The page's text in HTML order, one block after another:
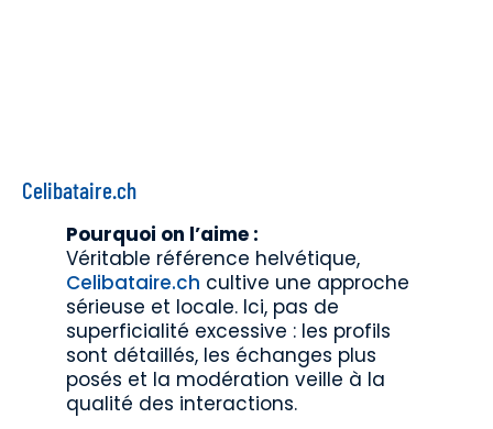
Celibataire.ch
Pourquoi on l’aime :
Véritable référence helvétique,
Celibataire.ch cultive une approche
sérieuse et locale. Ici, pas de
superficialité excessive : les profils
sont détaillés, les échanges plus
posés et la modération veille à la
qualité des interactions.